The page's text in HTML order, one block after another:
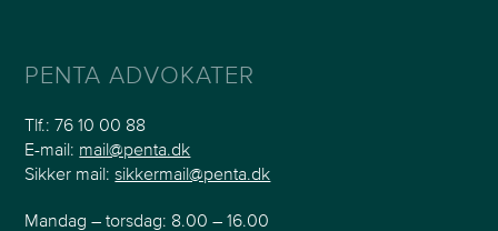
PENTA ADVOKATER
Tlf.:76 10 00 88
E-mail: mail@penta.dk
Sikker mail:sikkermail@penta.dk
Mandag – torsdag: 8.00 – 16.00